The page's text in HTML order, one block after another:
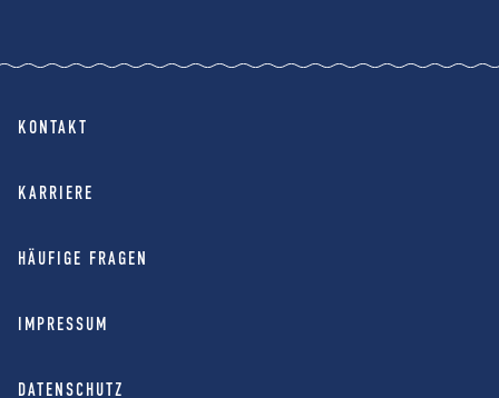
KONTAKT
KARRIERE
HÄUFIGE FRAGEN
IMPRESSUM
DATENSCHUTZ